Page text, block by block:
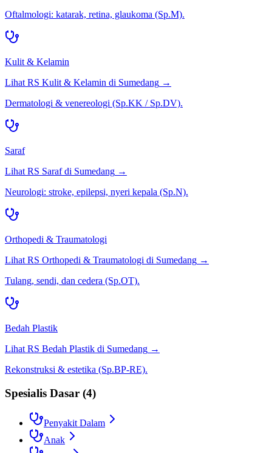
Oftalmologi: katarak, retina, glaukoma (Sp.M).
Kulit & Kelamin
Lihat RS Kulit & Kelamin di Sumedang →
Dermatologi & venereologi (Sp.KK / Sp.DV).
Saraf
Lihat RS Sarafdi Sumedang →
Neurologi: stroke, epilepsi, nyeri kepala (Sp.N).
Orthopedi & Traumatologi
Lihat RS Orthopedi & Traumatologi di Sumedang →
Tulang, sendi, dan cedera (Sp.OT).
Bedah Plastik
Lihat RS Bedah Plastik di Sumedang →
Rekonstruksi & estetika (Sp.BP-RE).
Spesialis Dasar (4)
Penyakit Dalam
Anak